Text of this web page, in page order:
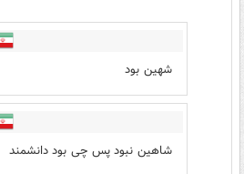
شهین بود
شاهین نبود پس چی بود دانشمند